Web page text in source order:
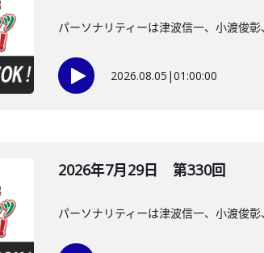
パーソナリティーは津波信一、小渡俊
2026.08.05 |01:00:00
2026年7月29日 第330回
パーソナリティーは津波信一、小渡俊